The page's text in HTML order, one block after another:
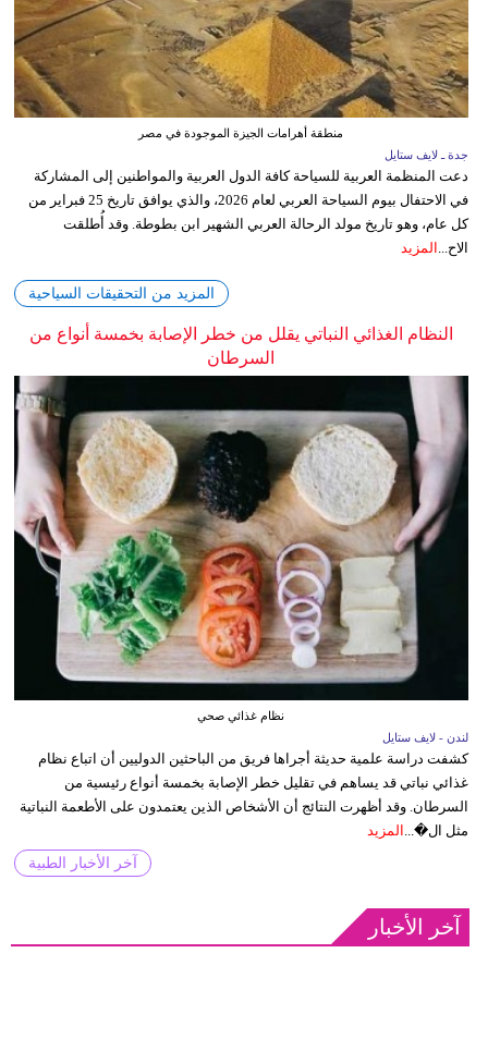
منطقة أهرامات الجيزة الموجودة في مصر
جدة ـ لايف ستايل
دعت المنظمة العربية للسياحة كافة الدول العربية والمواطنين إلى المشاركة
في الاحتفال بيوم السياحة العربي لعام 2026، والذي يوافق تاريخ 25 فبراير من
كل عام، وهو تاريخ مولد الرحالة العربي الشهير ابن بطوطة. وقد أُطلقت
الاح... المزيد
المزيد من التحقيقات السياحية
النظام الغذائي النباتي يقلل من خطر الإصابة بخمسة أنواع من
السرطان
نظام غذائي صحي
لندن - لايف ستايل
كشفت دراسة علمية حديثة أجراها فريق من الباحثين الدوليين أن اتباع نظام
غذائي نباتي قد يساهم في تقليل خطر الإصابة بخمسة أنواع رئيسية من
السرطان. وقد أظهرت النتائج أن الأشخاص الذين يعتمدون على الأطعمة النباتية
مثل ال�...
المزيد
آخر الأخبار الطبية
آخر الأخبار